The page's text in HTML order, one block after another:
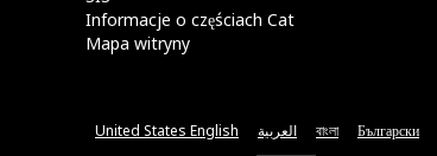
Informacje o częściach Cat
Mapa witryny
United States English العربية বাংলা Български